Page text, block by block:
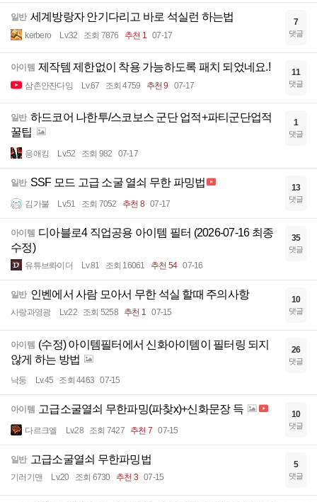
일반 세계방랑자 안기다리고 바로 석실런 하는법
kerbero Lv.32 조회 7876 추천 1 07-17
7
댓글
아이템 제작템 제한없이 착용 가능하도록 패치 되었네요.!
삼촌안잔다잉 Lv.67 조회 4759 추천 9 07-17
11
댓글
일반 하드코어 나한투/스코보스 군단 업적+파티군단업적
꿀팁
응애킹 Lv.52 조회 982 07-17
1
댓글
일반 SSF 모드 고급 소굴 열쇠 무한 파밍법
김가불 Lv.51 조회 7052 추천 8 07-17
13
댓글
아이템 디아블로4 직업공용 아이템 필터 (2026-07-16 최종
수정)
유튜브롸이더 Lv.81 조회 16061 추천 54 07-16
35
댓글
일반 인벤에서 사람 모아서 무한 석실 할때 주의사항
사랑과영광 Lv.22 조회 5258 추천 1 07-15
10
댓글
아이템 (수정) 아이템필터에서 신화아이템이 필터링 되지
않게 하는 방법
낙둥 Lv.45 조회 4463 07-15
26
댓글
아이템 고급소굴열쇠 무한파밍(파찾x)+신화문장 득
다르크엘 Lv.28 조회 7427 추천 7 07-15
10
댓글
일반 고급소굴열쇠 무한파밍법
기러기맨 Lv.20 조회 6730 추천 3 07-15
5
댓글